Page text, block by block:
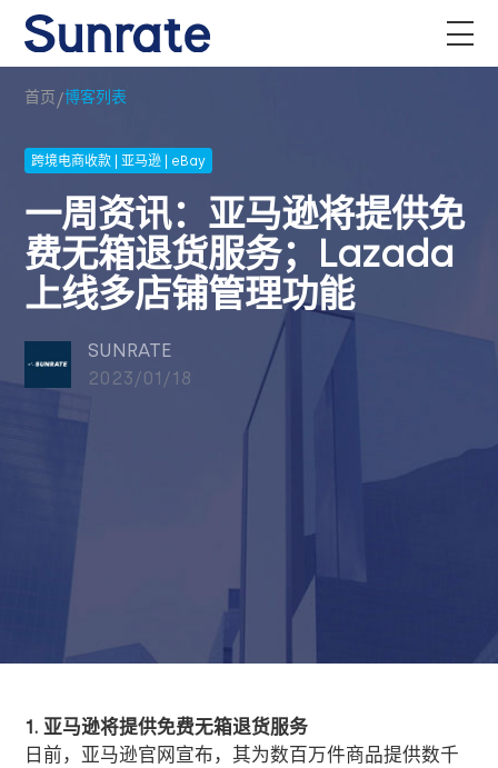
首页/博客列表
跨境电商收款 | 亚马逊 | eBay
一周资讯：亚马逊将提供免
费无箱退货服务；Lazada
上线多店铺管理功能
SUNRATE
2023/01/18
1. 亚马逊将提供免费无箱退货服务
日前，亚马逊官网宣布，其为数百万件商品提供数千